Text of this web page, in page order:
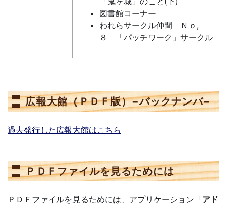
図書館コーナー
われらサークル仲間 Ｎｏ,
８ 「パッチワーク」サークル
広報大館（ＰＤＦ版）−バックナンバ−
過去発行した広報大館はこちら
ＰＤＦファイルを見るためには
ＰＤＦファイルを見るためには、アプリケーション「アド